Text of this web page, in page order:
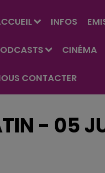
INFOS
CINÉMA
CONTACTER
- 05